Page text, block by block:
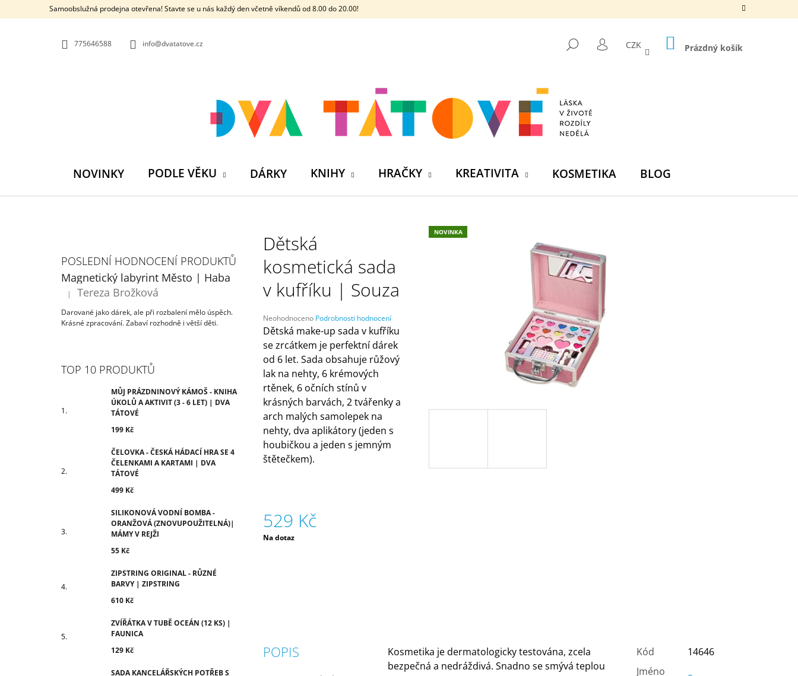
Samoobslužná prodejna otevřena! Stavte se u nás každý den včetně víkendů od 8.00 do 20.00!
775646588 info@dvatatove.cz HLEDAT
PŘIHLÁŠENÍ
CZK NÁKUPNÍ
KOŠÍK
Prázdný košík
NOVINKY PODLE VĚKU DÁRKY KNIHY HRAČKY KREATIVITA KOSMETIKA BLOG
POSLEDNÍ HODNOCENÍ PRODUKTŮ
Magnetický labyrint Město | Haba
Hodnocení produktu je 5 z 5 hvězdiček.
| Tereza Brožková
Darované jako dárek, ale při rozbalení mělo úspěch.
Krásné zpracování. Zabaví rozhodně i větší děti.
TOP 10 PRODUKTŮ
MŮJ PRÁZDNINOVÝ KÁMOŠ - KNIHA
ÚKOLŮ A AKTIVIT (3 - 6 LET) | DVA
TÁTOVÉ
199 Kč
ČELOVKA - ČESKÁ HÁDACÍ HRA SE 4
ČELENKAMI A KARTAMI | DVA
TÁTOVÉ
499 Kč
SILIKONOVÁ VODNÍ BOMBA -
ORANŽOVÁ (ZNOVUPOUŽITELNÁ)|
MÁMY V REJŽI
55 Kč
ZIPSTRING ORIGINAL - RŮZNÉ
BARVY | ZIPSTRING
610 Kč
ZVÍŘÁTKA V TUBĚ OCEÁN (12 KS) |
FAUNICA
129 Kč
SADA KANCELÁŘSKÝCH POTŘEB S
Dětská
kosmetická sada
v kufříku | Souza
Průměrné
hodnocení
produktu
je
0,0
z
hvězdiček.
Neohodnoceno Podrobnosti hodnocení
NOVINKA
Dětská make-up sada v kufříku
se zrcátkem je perfektní dárek
od 6 let. Sada obsahuje růžový
lak na nehty, 6 krémových
rtěnek, 6 očních stínů v
krásných barvách, 2 tvářenky a
arch malých samolepek na
nehty, dva aplikátory (jeden s
houbičkou a jeden s jemným
štětečkem).
529 Kč
Měrná
Na dotaz
POPIS
Kosmetika je dermatologicky testována, zcela
bezpečná a nedráždivá. Snadno se smývá teplou
Kód
14646
Jméno
O
HLEDAT
MŮJ PRÁZDNINOVÝ KÁMOŠ - KNIHA
ÚKOLŮ A AKTIVIT (3 - 6 LET) | DVA
TÁTOVÉ
199 Kč
ČELOVKA - ČESKÁ HÁDACÍ HRA SE 4
ČELENKAMI A KARTAMI | DVA TÁTOVÉ
499 Kč
SILIKONOVÁ VODNÍ BOMBA -
ORANŽOVÁ (ZNOVUPOUŽITELNÁ)|